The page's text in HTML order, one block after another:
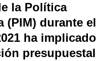
la Política
(PIM) durante el
ha implicado
presupuestal